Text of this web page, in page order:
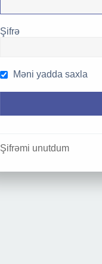
Şifrə
Məni yadda saxla
Şifrəmi unutdum